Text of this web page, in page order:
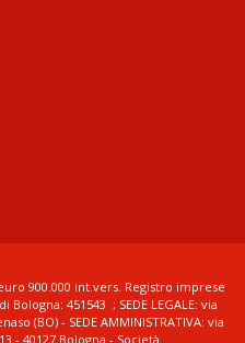
900.000 int.vers. Registro imprese
Bologna: 451543 ; SEDE LEGALE: via
(BO) - SEDE AMMINISTRATIVA: via
- 40127 Bologna - Società